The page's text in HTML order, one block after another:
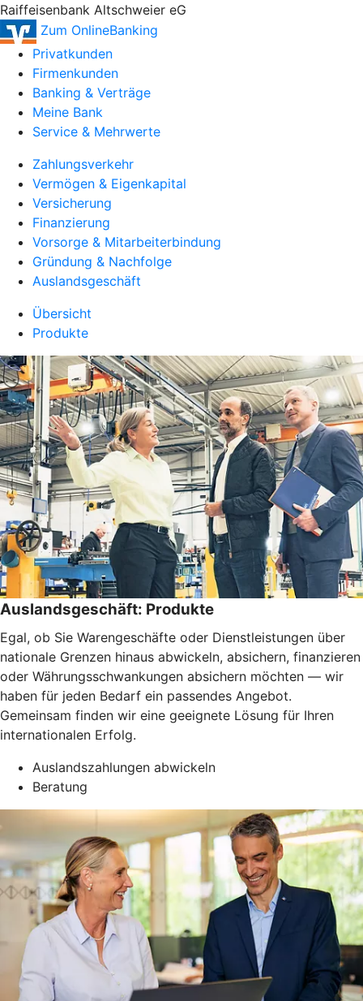
Raiffeisenbank Altschweier eG
Zum OnlineBanking
Privatkunden
Firmenkunden
Banking & Verträge
Meine Bank
Service & Mehrwerte
Zahlungsverkehr
Vermögen & Eigenkapital
Versicherung
Finanzierung
Vorsorge & Mitarbeiterbindung
Gründung & Nachfolge
Auslandsgeschäft
Übersicht
Produkte
Auslandsgeschäft: Produkte
Egal, ob Sie Warengeschäfte oder Dienstleistungen über
nationale Grenzen hinaus abwickeln, absichern, finanzieren
oder Währungsschwankungen absichern möchten — wir
haben für jeden Bedarf ein passendes Angebot.
Gemeinsam finden wir eine geeignete Lösung für Ihren
internationalen Erfolg.
Auslandszahlungen abwickeln
Beratung